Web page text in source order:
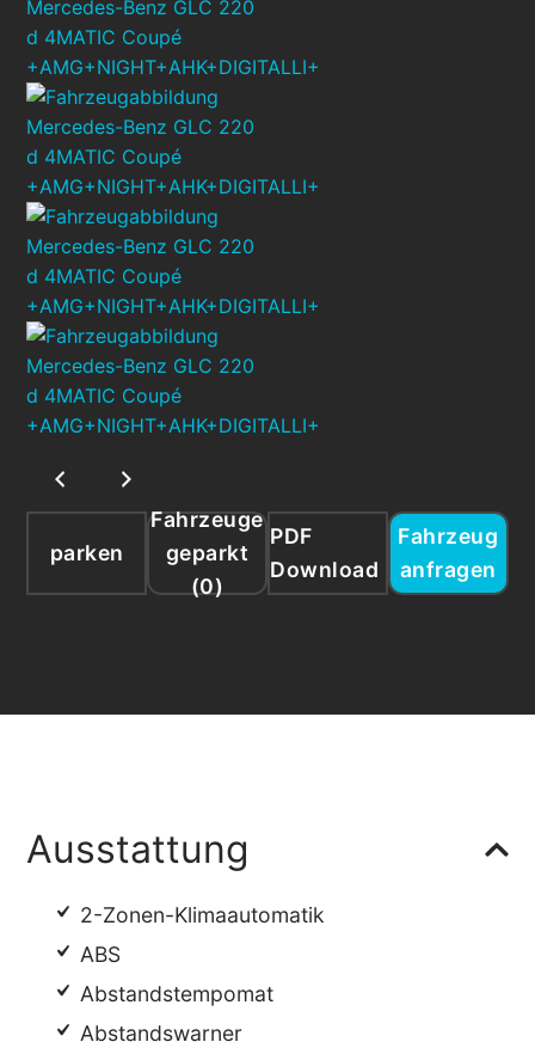
parken
Fahrzeuge
geparkt
(0)
PDF
Download
Fahrzeug
anfragen
Ausstattung
2-Zonen-Klimaautomatik
ABS
Abstandstempomat
Abstandswarner